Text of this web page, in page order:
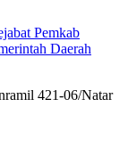
Pemkab
Daerah
421-06/Natar